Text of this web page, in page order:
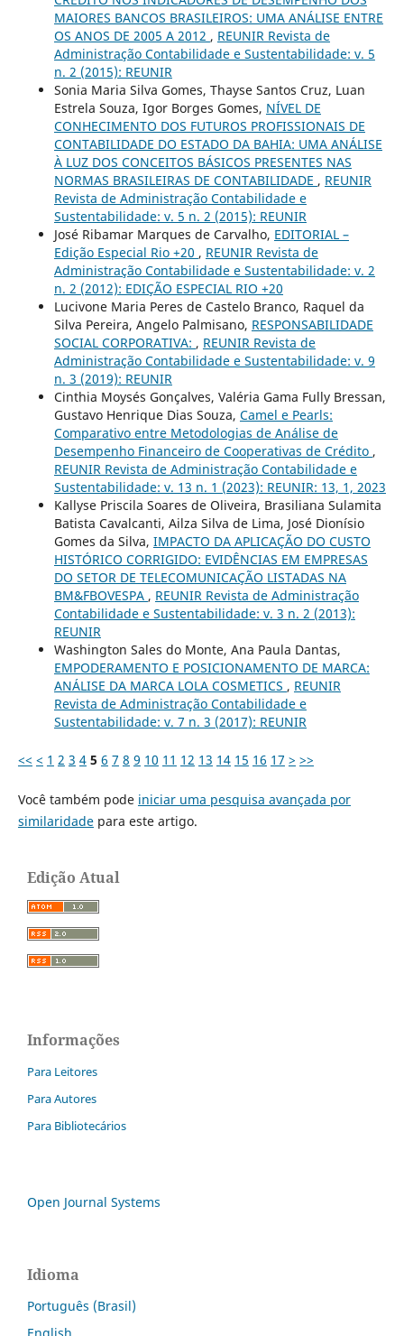
MAIORES BANCOS BRASILEIROS: UMA ANÁLISE ENTRE
OS ANOS DE 2005 A 2012 , REUNIR Revista de
Administração Contabilidade e Sustentabilidade: v. 5
n. 2 (2015): REUNIR
Sonia Maria Silva Gomes, Thayse Santos Cruz, Luan
Estrela Souza, Igor Borges Gomes, NÍVEL DE
CONHECIMENTO DOS FUTUROS PROFISSIONAIS DE
CONTABILIDADE DO ESTADO DA BAHIA: UMA ANÁLISE
À LUZ DOS CONCEITOS BÁSICOS PRESENTES NAS
NORMAS BRASILEIRAS DE CONTABILIDADE , REUNIR
Revista de Administração Contabilidade e
Sustentabilidade: v. 5 n. 2 (2015): REUNIR
José Ribamar Marques de Carvalho, EDITORIAL –
Edição Especial Rio +20 , REUNIR Revista de
Administração Contabilidade e Sustentabilidade: v. 2
n. 2 (2012): EDIÇÃO ESPECIAL RIO +20
Lucivone Maria Peres de Castelo Branco, Raquel da
Silva Pereira, Angelo Palmisano, RESPONSABILIDADE
SOCIAL CORPORATIVA: , REUNIR Revista de
Administração Contabilidade e Sustentabilidade: v. 9
n. 3 (2019): REUNIR
Cinthia Moysés Gonçalves, Valéria Gama Fully Bressan,
Gustavo Henrique Dias Souza, Camel e Pearls:
Comparativo entre Metodologias de Análise de
Desempenho Financeiro de Cooperativas de Crédito ,
REUNIR Revista de Administração Contabilidade e
Sustentabilidade: v. 13 n. 1 (2023): REUNIR: 13, 1, 2023
Kallyse Priscila Soares de Oliveira, Brasiliana Sulamita
Batista Cavalcanti, Ailza Silva de Lima, José Dionísio
Gomes da Silva, IMPACTO DA APLICAÇÃO DO CUSTO
HISTÓRICO CORRIGIDO: EVIDÊNCIAS EM EMPRESAS
DO SETOR DE TELECOMUNICAÇÃO LISTADAS NA
BM&FBOVESPA , REUNIR Revista de Administração
Contabilidade e Sustentabilidade: v. 3 n. 2 (2013):
REUNIR
Washington Sales do Monte, Ana Paula Dantas,
EMPODERAMENTO E POSICIONAMENTO DE MARCA:
ANÁLISE DA MARCA LOLA COSMETICS , REUNIR
Revista de Administração Contabilidade e
Sustentabilidade: v. 7 n. 3 (2017): REUNIR
<< < 1 2 3 4 5 6 7 8 9 10 11 12 13 14 15 16 17 > >>
Você também pode iniciar uma pesquisa avançada por
similaridadepara este artigo.
Edição Atual
Informações
Para Leitores
Para Autores
Para Bibliotecários
Open Journal Systems
Idioma
Português (Brasil)